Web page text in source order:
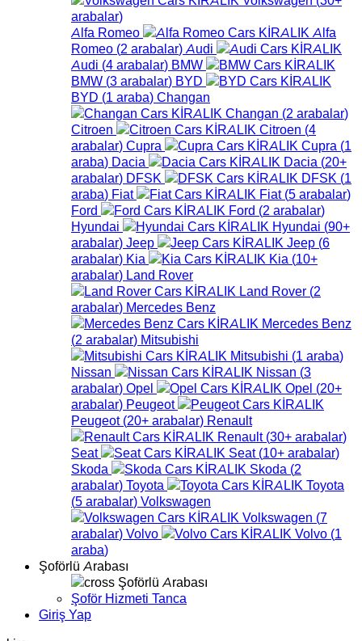
arabalar)
Alfa Romeo
Alfa
Romeo (2 arabalar) Audi
Audi (4 arabalar) BMW
BMW (3 arabalar) BYD
BYD (1 araba) Changan
Changan (2 arabalar)
Citroen
Citroen (4
arabalar) Cupra Cupra (1
araba) Dacia Dacia (20+
arabalar) DFSK DFSK (1
araba) Fiat Fiat (5 arabalar)
Ford
Ford (2 arabalar)
Hyundai
Hyundai (90+
arabalar) Jeep Jeep (6
arabalar) Kia Kia (10+
arabalar) Land Rover
Land Rover (2
arabalar) Mercedes Benz
Mercedes Benz
(2 arabalar) Mitsubishi
Mitsubishi (1 araba)
Nissan
Nissan (3
arabalar) Opel Opel (20+
arabalar) Peugeot
Peugeot (20+ arabalar) Renault
Renault (30+ arabalar)
Seat
Seat (10+ arabalar)
Skoda
Skoda (2
arabalar) Toyota
Toyota
(5 arabalar) Volkswagen
Volkswagen (7
arabalar) Volvo Volvo (1
araba)
Şoförlü Arabası
Şoförlü Arabası
Şoför Hizmeti Tanca
Giriş Yap